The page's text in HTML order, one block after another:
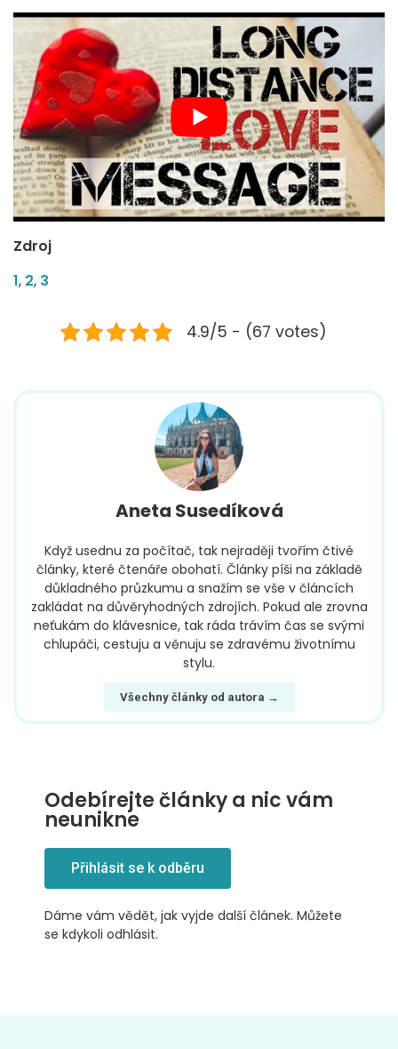
Zdroj
1, 2, 3
4.9/5 - (67 votes)
Aneta Susedíková
Když usednu za počítač, tak nejraději tvořím čtivé
články, které čtenáře obohatí. Články píši na základě
důkladného průzkumu a snažím se vše v článcích
zakládat na důvěryhodných zdrojích. Pokud ale zrovna
neťukám do klávesnice, tak ráda trávím čas se svými
chlupáči, cestuju a věnuju se zdravému životnímu
stylu.
Všechny články od autora →
Odebírejte články a nic vám
neunikne
Přihlásit se k odběru
Dáme vám vědět, jak vyjde další článek. Můžete
se kdykoli odhlásit.